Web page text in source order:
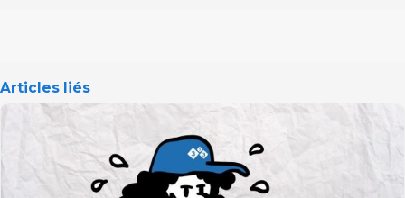
Articles liés